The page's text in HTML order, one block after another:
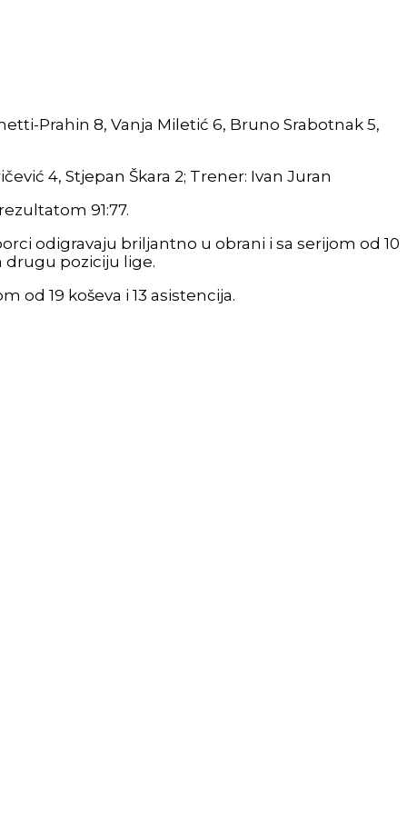
Prahin 8, Vanja Miletić 6, Bruno Srabotnak 5,
4, Stjepan Škara 2; Trener: Ivan Juran
91:77.
odigravaju briljantno u obrani i sa serijom od 10
drugu poziciju lige.
od 19 koševa i 13 asistencija.